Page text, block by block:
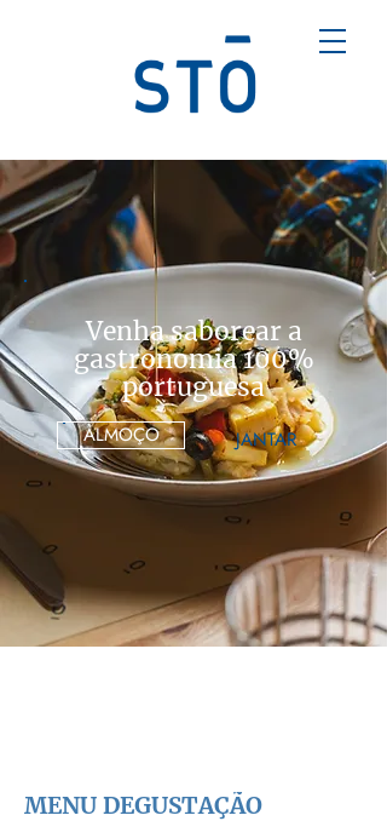
Venha saborear a
gastronomia 100%
portuguesa
ALMOÇO JANTAR
MENU DEGUSTAÇÃO